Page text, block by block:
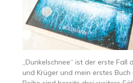
„Dunkelschnee“ ist der erste Fall
und Krüger und mein erstes